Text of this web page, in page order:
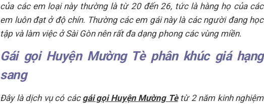
của các em loại này thường là từ 20 đến 26, tức là hàng họ của các
em luôn đạt ở độ chín. Thường các em gái này là các người đang học
tập và làm việc ở Sài Gòn nên rất đa dạng phong các vùng miền.
Gái gọi Huyện Mường Tè phân khúc giá hạng
sang
Đây là dịch vụ có các gái gọi Huyện Mường Tètừ 2 năm kinh nghiệm